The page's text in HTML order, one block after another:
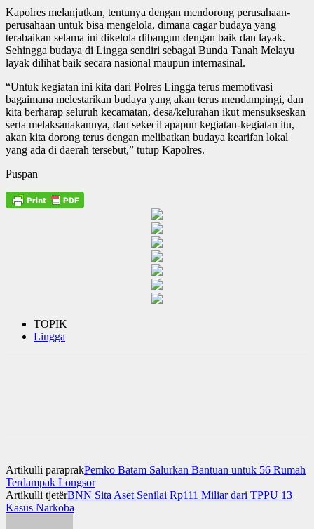
Kapolres melanjutkan, tentunya dengan mendorong perusahaan-
perusahaan untuk bisa mengelola, dimana cagar budaya yang
terabaikan selama ini dikelola dibangun dengan baik dan layak.
Sehingga budaya di Lingga sendiri sebagai Bunda Tanah Melayu
layak dilihat baik secara nasional maupun internasinal.
“Untuk kegiatan ini kita dari Polres Lingga terus memotivasi
bagaimana melestarikan budaya yang akan terus mendampingi, dan
kita berharap seluruh kecamatan, desa/kelurahan ikut mensukseskan
serta melaksanakannya, dan sekecil apapun kegiatan-kegiatan itu,
akan kita dorong terus dengan melibatkan budaya kearifan lokal
yang ada di daerah tersebut,” tutup Kapolres.
Puspan
TOPIK
Lingga
Artikulli paraprakPemko Batam Salurkan Bantuan untuk 56 Rumah
Terdampak Longsor
Artikulli tjetërBNN Sita Aset Senilai Rp111 Miliar dari TPPU 13
Kasus Narkoba